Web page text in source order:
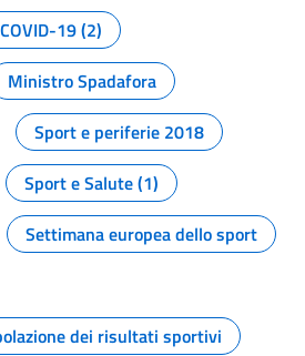
COVID-19 (2)
Ministro Spadafora
Sport e periferie 2018
Sport e Salute (1)
Settimana europea dello sport
dei risultati sportivi